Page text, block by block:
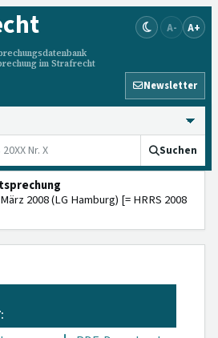
im Strafrecht
A- A+
Newsletter
Suchen
2008 (LG Hamburg) [= HRRS 2008